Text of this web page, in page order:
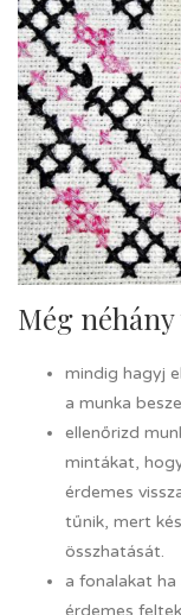
Még
mindig hagyj
a munka
ellenőrizd
mintákat,
érdemes
tűnik, mert
összhatását.
a fonalakat